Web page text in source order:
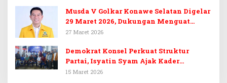
Musda V Golkar Konawe Selatan Digelar
29 Maret 2026, Dukungan Menguat
untuk Irham Kalenggo
27 Maret 2026
Demokrat Konsel Perkuat Struktur
Partai, Isyatin Syam Ajak Kader
Kembalikan Kejayaan
15 Maret 2026